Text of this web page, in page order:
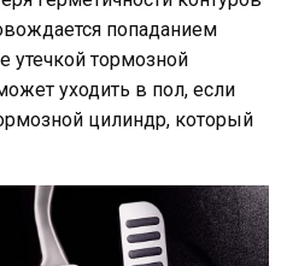
попаданием
утечкой тормозной
уходить в пол, если
цилиндр, который